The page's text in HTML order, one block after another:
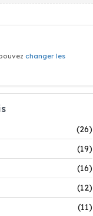
changer les
(26)
(19)
(16)
(12)
(11)